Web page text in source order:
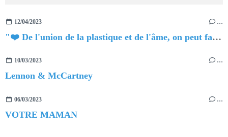
12/04/2023 …
"❤️ De l'union de la plastique et de l'âme, on peut faire naître le plus bel art vivant intégral : le théâtre."
10/03/2023 …
Lennon & McCartney
06/03/2023 …
VOTRE MAMAN